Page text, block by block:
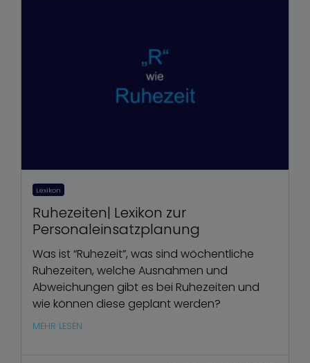
Lexikon
Ruhezeiten| Lexikon zur
Personaleinsatzplanung
Was ist “Ruhezeit”, was sind wöchentliche
Ruhezeiten, welche Ausnahmen und
Abweichungen gibt es bei Ruhezeiten und
wie können diese geplant werden?
MEHR LESEN